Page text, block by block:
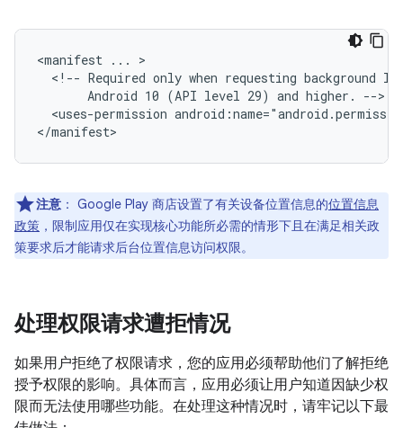
<manifest ...
<!-- Required only when requesting background
Android 10 (API level 29) and higher.
<uses-permission
注意 ： Google Play 商店设置了有关设备位置信息的位置信息
政策 ，限制应用仅在实现核心功能所必需的情形下且在满足相关政
策要求后才能请求后台位置信息访问权限。
处理权限请求遭拒情况
如果用户拒绝了权限请求，您的应用必须帮助他们了解拒绝
授予权限的影响。具体而言，应用必须让用户知道因缺少权
限而无法使用哪些功能。在处理这种情况时，请牢记以下最